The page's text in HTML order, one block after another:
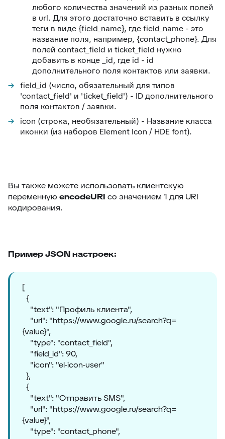
Helpfy: обучение бота на базе знаний
Напоминание о смене статуса
Тема заявки во вкладке браузера
Автостатус сотрудника
Умное упоминание
80Глобальный поиск
81 ИИ-аналитика заявки
82 Конец смены
86Улучшение ответа
87Отчёт по контролю качества заявки
любого количества значений из разных полей
в url. Для этого достаточно вставить в ссылку
теги в виде {field_name}, где field_name - это
название поля, например, {contact_phone}. Для
полей contact_field и ticket_field нужно
добавить в конце _id, где id - id
дополнительного поля контактов или заявки.
field_id (число, обязательный для типов
'contact_field' и 'ticket_field') - ID дополнительного
поля контактов / заявки.
icon (строка, необязательный) - Название класса
иконки (из наборов Element Icon / HDE font).
Вы также можете использовать клиентскую
переменную encodeURI со значением 1 для URI
кодирования.
Пример JSON настроек:
[
{
"text": "Профиль клиента",
"url": "https://www.google.ru/search?q=
{value}",
"type": "contact_field",
"field_id": 90,
"icon": "el-icon-user"
},
{
"text": "Отправить SMS",
"url": "https://www.google.ru/search?q=
{value}",
"type": "contact_phone",